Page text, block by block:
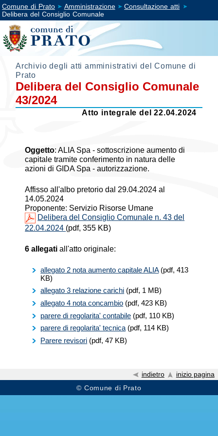
Comune di Prato Amministrazione
Consultazione atti
Delibera del Consiglio Comunale
Archivio degli atti amministrativi del Comune di
Prato
Delibera del Consiglio Comunale
43/2024
Atto integrale del 22.04.2024
Oggetto:ALIA Spa - sottoscrizione aumento di
capitale tramite conferimento in natura delle
azioni di GIDA Spa - autorizzazione.
Affisso all'albo pretorio dal 29.04.2024 al
14.05.2024
Proponente: Servizio Risorse Umane
Delibera del Consiglio Comunale n. 43 del
22.04.2024 (pdf, 355 KB)
6 allegati all'atto originale:
allegato 2 nota aumento capitale ALIA(pdf, 413
KB)
allegato 3 relazione carichi (pdf, 1 MB)
allegato 4 nota concambio (pdf, 423 KB)
parere di regolarita' contabile (pdf, 110 KB)
parere di regolarita' tecnica (pdf, 114 KB)
Parere revisori (pdf, 47 KB)
indietro
inizio pagina
© Comune di Prato